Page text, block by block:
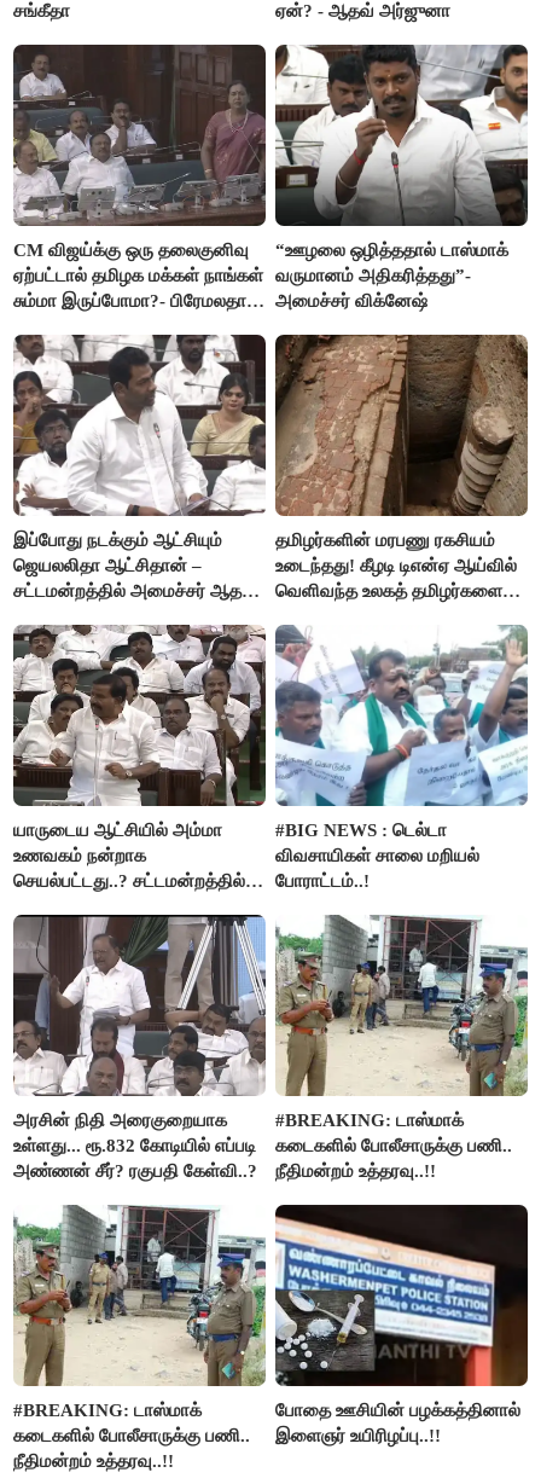
சங்கீதா ஏன்? - ஆதவ் அர்ஜுனா
CM விஜய்க்கு ஒரு தலைகுனிவு
ஏற்பட்டால் தமிழக மக்கள் நாங்கள்
சும்மா இருப்போமா?- பிரேமலதா
“ஊழலை ஒழித்ததால் டாஸ்மாக்
வருமானம் அதிகரித்தது”-
அமைச்சர் விக்னேஷ்
இப்போது நடக்கும் ஆட்சியும்
ஜெயலலிதா ஆட்சிதான் –
சட்டமன்றத்தில் அமைச்சர் ஆதவ்
தமிழர்களின் மரபணு ரகசியம்
உடைந்தது! கீழடி டிஎன்ஏ ஆய்வில்
வெளிவந்த உலகத் தமிழர்களை
யாருடைய ஆட்சியில் அம்மா
உணவகம் நன்றாக
செயல்பட்டது..? சட்டமன்றத்தில்
#BIG NEWS : டெல்டா
விவசாயிகள் சாலை மறியல்
போராட்டம்..!
அரசின் நிதி அரைகுறையாக
உள்ளது... ரூ.832 கோடியில் எப்படி
அண்ணன் சீர்? ரகுபதி கேள்வி..?
#BREAKING: டாஸ்மாக்
கடைகளில் போலீசாருக்கு பணி..
நீதிமன்றம் உத்தரவு..!!
#BREAKING: டாஸ்மாக்
கடைகளில் போலீசாருக்கு பணி..
நீதிமன்றம் உத்தரவு..!!
போதை ஊசியின் பழக்கத்தினால்
இளைஞர் உயிரிழப்பு..!!